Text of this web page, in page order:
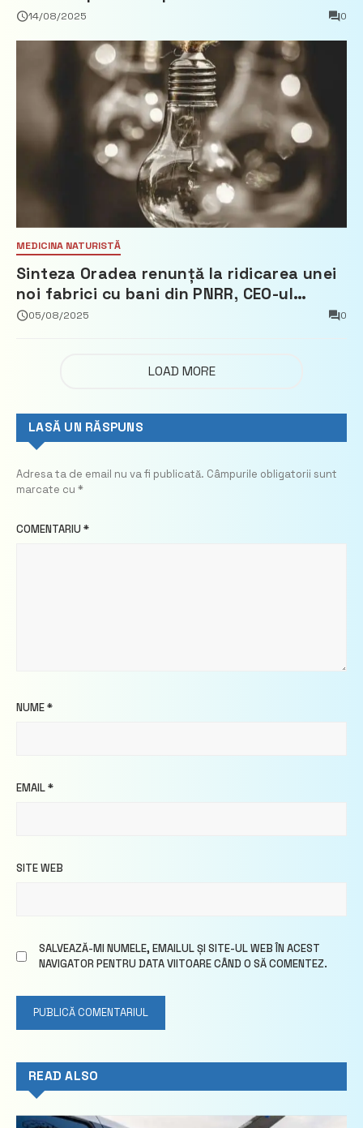
europeană” și 10 miliarde pentru cetățeni
14/08/2025 0
MEDICINA NATURISTĂ
Sinteza Oradea renunță la ridicarea unei
noi fabrici cu bani din PNRR, CEO-ul
demisionează – Profit.ro
05/08/2025 0
LOAD MORE
LASĂ UN RĂSPUNS
Adresa ta de email nu va fi publicată. Câmpurile obligatorii sunt
marcate cu *
COMENTARIU *
NUME*
EMAIL*
SITE WEB
SALVEAZĂ-MI NUMELE, EMAILUL ȘI SITE-UL WEB ÎN ACEST
NAVIGATOR PENTRU DATA VIITOARE CÂND O SĂ COMENTEZ.
READ ALSO